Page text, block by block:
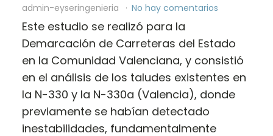
admin-eyseringenieria No hay comentarios
Este estudio se realizó para la
Demarcación de Carreteras del Estado
en la Comunidad Valenciana, y consistió
en el análisis de los taludes existentes en
la N-330 y la N-330a (Valencia), donde
previamente se habían detectado
inestabilidades, fundamentalmente